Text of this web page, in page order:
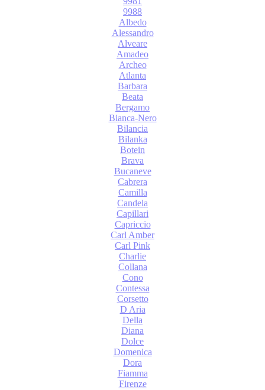
9988
Albedo
Alessandro
Alveare
Amadeo
Archeo
Atlanta
Barbara
Beata
Bergamo
Bianca-Nero
Bilancia
Bilanka
Botein
Brava
Bucaneve
Cabrera
Camilla
Candela
Capillari
Capriccio
Carl Amber
Carl Pink
Charlie
Collana
Cono
Contessa
Corsetto
D Aria
Della
Diana
Dolce
Domenica
Dora
Fiamma
Firenze